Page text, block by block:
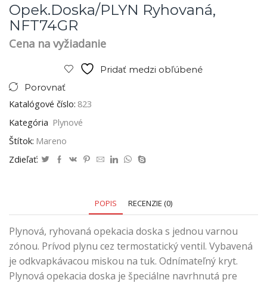
Opek.doska/PLYN Ryhovaná,
NFT74GR
Cena na vyžiadanie
Pridať medzi obľúbené
Porovnať
Katalógové číslo: 823
Kategória Plynové
Štítok: Mareno
Zdieľať:
POPIS RECENZIE (0)
Plynová, ryhovaná opekacia doska s jednou varnou
zónou. Prívod plynu cez termostatický ventil. Vybavená
je odkvapkávacou miskou na tuk. Odnímateľný kryt.
Plynová opekacia doska je špeciálne navrhnutá pre